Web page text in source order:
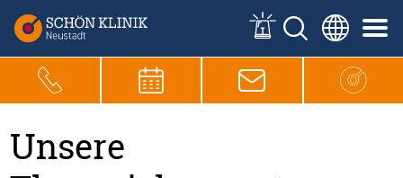
Unsere